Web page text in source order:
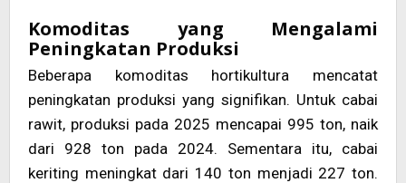
Komoditas yang Mengalami
Peningkatan Produksi
Beberapa komoditas hortikultura mencatat
peningkatan produksi yang signifikan. Untuk cabai
rawit, produksi pada 2025 mencapai 995 ton, naik
dari 928 ton pada 2024. Sementara itu, cabai
keriting meningkat dari 140 ton menjadi 227 ton.